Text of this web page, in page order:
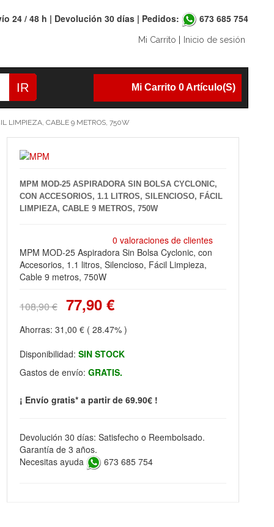
24 / 48 h | Devolución 30 días | Pedidos: 673 685 754
Mi Carrito Inicio de sesión
Mi Carrito 0 Artículo(s)
IR
LIMPIEZA, CABLE 9 METROS, 750W
MPM MOD-25 ASPIRADORA SIN BOLSA CYCLONIC,
CON ACCESORIOS, 1.1 LITROS, SILENCIOSO, FÁCIL
LIMPIEZA, CABLE 9 METROS, 750W
0 valoraciones de clientes
MPM MOD-25 Aspiradora Sin Bolsa Cyclonic, con
Accesorios, 1.1 litros, Silencioso, Fácil Limpieza,
Cable 9 metros, 750W
108,90 € 77,90 €
Ahorras: 31,00 € ( 28.47% )
Disponibilidad: SIN STOCK
Gastos de envío: GRATIS.
¡ Envío gratis* a partir de 69.90€ !
Devolución 30 días: Satisfecho o Reembolsado.
Garantía de 3 años.
Necesitas ayuda
673 685 754